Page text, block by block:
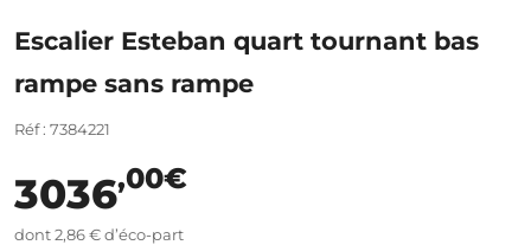
Escalier Esteban quart tournant bas
rampe sans rampe
Réf : 7384221
3036,00€
dont 2,86 € d’éco-part